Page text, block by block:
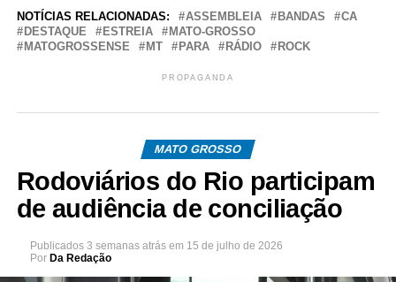
NOTÍCIAS RELACIONADAS: ASSEMBLEIA BANDAS
CA
DESTAQUE
ESTREIA
MATO-GROSSO
MATOGROSSENSE
MT PARA RÁDIO ROCK
PROPAGANDA
MATO GROSSO
Rodoviários do Rio participam
de audiência de conciliação
Publicados 3 semanas atrás em 15 de julho de 2026
Por Da Redação